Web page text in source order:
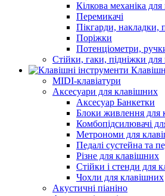
Кілкова механіка для
Перемикачі
Пікгарди, накладки,
Поріжки
Потенціометри,
Стійки, гаки, підніжки для
MIDI-клавіатури
Аксесуари для клавішних
Аксесуар Банкетки
Блоки живлення для
Комбопідсилювачі
Метрономи для
Педалі сустейна та
Різне для клавішних
Стійки і стенди для
Чохли для клавішних
Акустичні піаніно